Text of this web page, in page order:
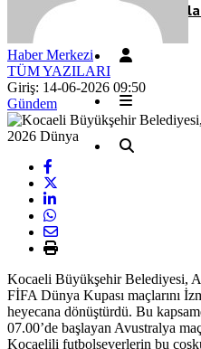
Resmi
Haber Merkezi
TÜM YAZILARI
Giriş: 14-06-2026 09:50
Gündem
Kocaeli Büyükşehir Belediyesi,
FİFA Dünya Kupası maçlarını
heyecana dönüştürdü. Bu
07.00’de başlayan Avustralya
Kocaelili futbolseverlerin bu